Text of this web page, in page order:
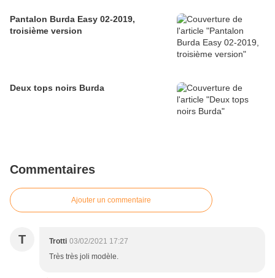
Pantalon Burda Easy 02-2019,
troisième version
Deux tops noirs Burda
Commentaires
Ajouter un commentaire
T Trotti 03/02/2021 17:27
Très très joli modèle.